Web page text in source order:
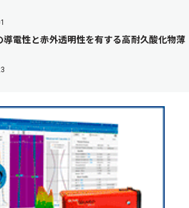
導電性と赤外透明性を有する高耐久酸化物薄